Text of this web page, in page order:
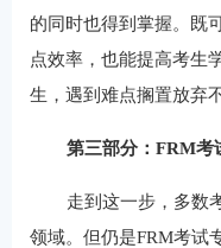
的同时也得到掌握。既
点效率，也能提高考生
生，遇到难点搁置放弃
第三部分：FRM考
走到这一步，多数
领域。但仍是FRM考试